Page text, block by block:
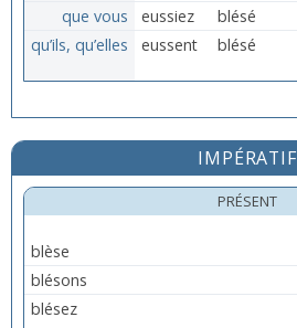
que vous
eussiez
blésé
qu’ils, qu’elles
eussent blésé
IMPÉRATIF
PRÉSENT
blèse
blésons
blésez